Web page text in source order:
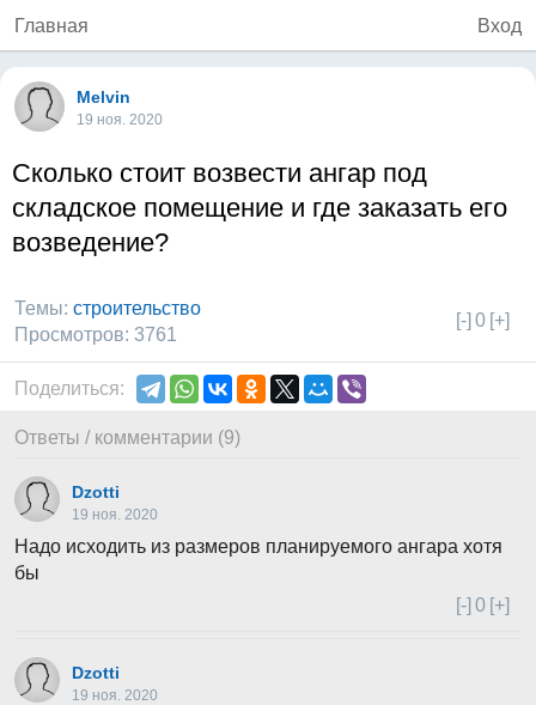
Главная Вход
Melvin
19 ноя. 2020
Сколько стоит возвести ангар под
складское помещение и где заказать его
возведение?
[-] 0 [+]
Темы: строительство
Просмотров: 3761
Поделиться:
Ответы / комментарии (9)
Dzotti
19 ноя. 2020
Надо исходить из размеров планируемого ангара хотя
бы
[-] 0 [+]
Dzotti
19 ноя. 2020